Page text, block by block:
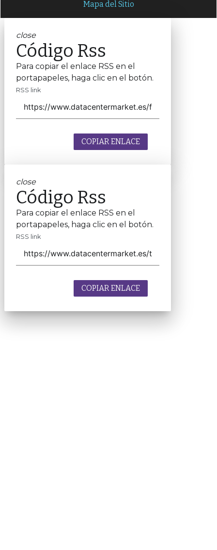
Mapa del Sitio
close
Código Rss
Para copiar el enlace RSS en el
portapapeles, haga clic en el botón.
RSS link
COPIAR ENLACE
close
Código Rss
Para copiar el enlace RSS en el
portapapeles, haga clic en el botón.
RSS link
COPIAR ENLACE